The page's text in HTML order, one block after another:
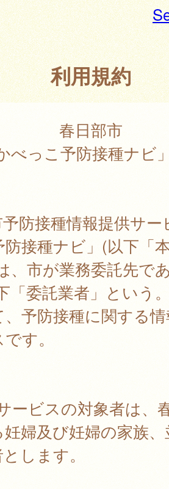
利用規約
春日部市
べっこ予防接種ナビ
防接種情報提供サー
接種ナビ」(以下「
、市が業務委託先で
「委託業者」という
予防接種に関する
す。
ビスの対象者は、
婦及び妊婦の家族
します。